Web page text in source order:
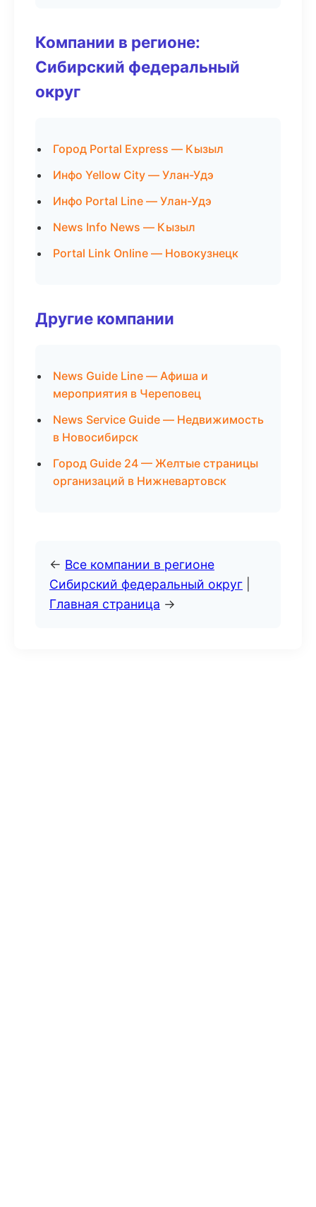
Компании в регионе:
Сибирский федеральный
округ
Город Portal Express — Кызыл
Инфо Yellow City — Улан-Удэ
Инфо Portal Line — Улан-Удэ
News Info News — Кызыл
Portal Link Online — Новокузнецк
Другие компании
News Guide Line — Афиша и
мероприятия в Череповец
News Service Guide — Недвижимость
в Новосибирск
Город Guide 24 — Желтые страницы
организаций в Нижневартовск
← Все компании в регионе
Сибирский федеральный округ
Главная страница →